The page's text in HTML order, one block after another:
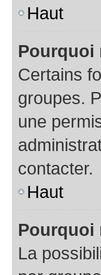
Haut
Pourquoi
Certains
groupes.
une
contacter.
Haut
Pourquoi
La